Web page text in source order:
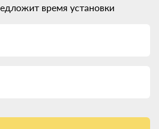
время установки